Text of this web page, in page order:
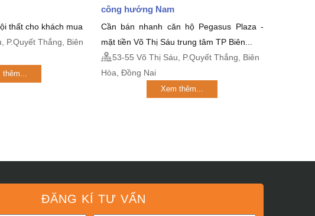
thất cho khách mua
P.Quyết Thắng, Biên
thêm...
công hướng Nam
Cần bán nhanh căn hộ Pegasus Plaza -
mặt tiền Võ Thị Sáu trung tâm TP Biên...
53-55 Võ Thị Sáu, P.Quyết Thắng, Biên
Hòa, Đồng Nai
Xem thêm...
ĐĂNG KÍ TƯ VẤN